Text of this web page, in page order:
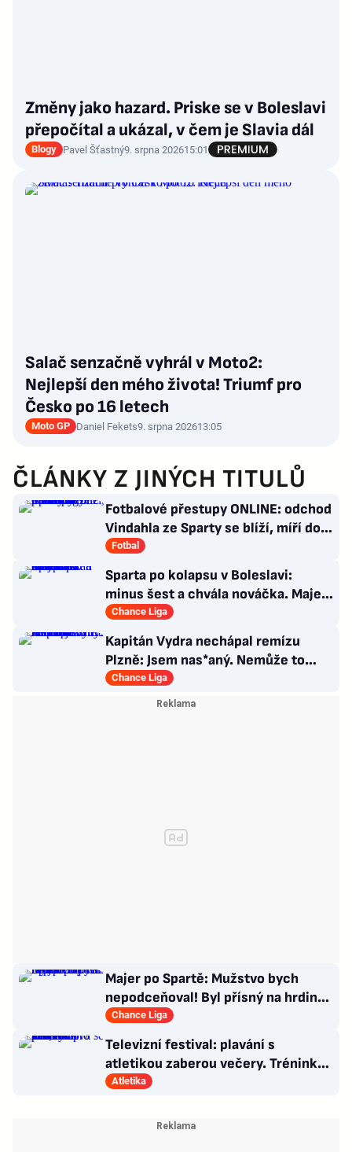
Změny jako hazard. Priske se v Boleslavi
přepočítal a ukázal, v čem je Slavia dál
Blogy Pavel Šťastný9. srpna 202615:01
Salač senzačně vyhrál v Moto2:
Nejlepší den mého života! Triumf pro
Česko po 16 letech
Moto GP Daniel Fekets9. srpna 202613:05
ČLÁNKY Z JINÝCH TITULŮ
Fotbalové přestupy ONLINE: odchod
Vindahla ze Sparty se blíží, míří do
druhé italské ligy
Fotbal
Sparta po kolapsu v Boleslavi:
minus šest a chvála nováčka. Majer
má silnou zbraň
Chance Liga
Kapitán Vydra nechápal remízu
Plzně: Jsem nas*aný. Nemůže to
končit jako házená
Chance Liga
Majer po Spartě: Mužstvo bych
nepodceňoval! Byl přísný na hrdinu
zápasu
Chance Liga
Televizní festival: plavání s
atletikou zaberou večery. Trénink
pro LA, usmívá se Dusík
Atletika